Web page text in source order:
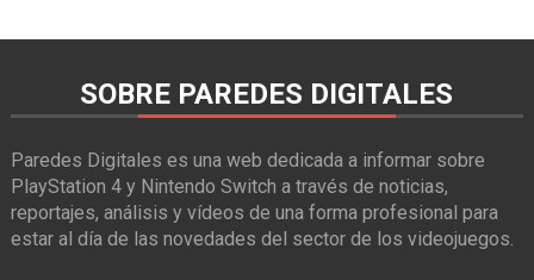
SOBRE PAREDES DIGITALES
Paredes Digitales es una web dedicada a informar sobre
PlayStation 4 y Nintendo Switch a través de noticias,
reportajes, análisis y vídeos de una forma profesional para
estar al día de las novedades del sector de los videojuegos.